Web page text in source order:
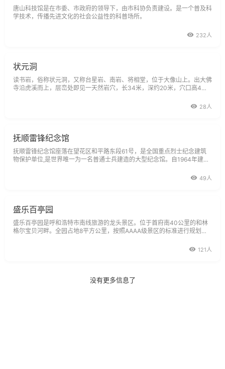
唐山科技馆是在市委、市政府的领导下，由市科协负责建设。是一个普及科
学技术，传播先进文化的社会公益性的科普场所。
232人
状元洞
读书岩，俗称状元洞，又称台星岩、南岩、将相堂，位于大像山上。出大佛
寺沿虎溪而上，层峦处即见一天然岩穴，长34米，深约20米，穴口高4米
28人
抚顺雷锋纪念馆
抚顺雷锋纪念馆座落在望花区和平路东段61号，是全国重点烈士纪念建筑
物保护单位,是世界唯一为一名普通士兵建造的大型纪念馆。自1964年建馆
锋精神永恒》大型展览，很好的起到了弘扬主旋律，发挥爱国主义教育基地
49人
盛乐百亭园
盛乐百亭园是呼和浩特市南线旅游的龙头景区。位于首府南40公里的和林
格尔宝贝河畔。全园占地8平方公里，按照AAAA级景区的标准进行规划设
宫、欢乐天地、生态观光园等8大景区，这里山丘起伏，沟谷纵横，林木茂
121人
没有更多信息了